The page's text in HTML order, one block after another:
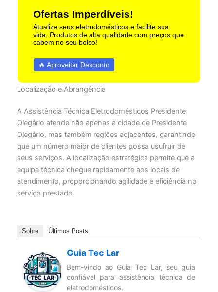
Ofertas Imperdíveis!
Atualize seus eletrodomésticos e facilite sua
vida. Produtos de alta qualidade com preços que
cabem no seu bolso!
🔥 Aproveitar Desconto
Localização e Abrangência
A Assistência Técnica Eletrodomésticos Presidente
Olegário atende não apenas a cidade de Presidente
Olegário, mas também regiões adjacentes, garantindo
que um número maior de clientes possa usufruir de
seus serviços. A localização estratégica permite que a
equipe técnica chegue rapidamente aos locais de
atendimento, proporcionando agilidade e eficiência no
serviço prestado.
Sobre Últimos Posts
Guia Tec Lar
Bem-vindo ao Guia Tec Lar, seu guia
confiável para assistência técnica de
eletrodomésticos.